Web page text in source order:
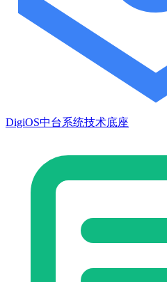
DigiOS中台系统技术底座